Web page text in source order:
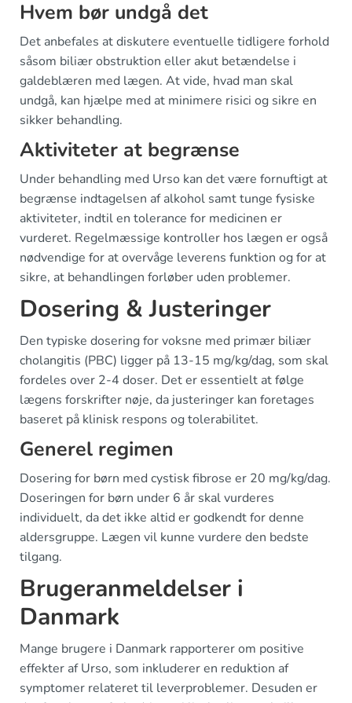
Hvem bør undgå det
Det anbefales at diskutere eventuelle tidligere forhold
såsom biliær obstruktion eller akut betændelse i
galdeblæren med lægen. At vide, hvad man skal
undgå, kan hjælpe med at minimere risici og sikre en
sikker behandling.
Aktiviteter at begrænse
Under behandling med Urso kan det være fornuftigt at
begrænse indtagelsen af alkohol samt tunge fysiske
aktiviteter, indtil en tolerance for medicinen er
vurderet. Regelmæssige kontroller hos lægen er også
nødvendige for at overvåge leverens funktion og for at
sikre, at behandlingen forløber uden problemer.
Dosering & Justeringer
Den typiske dosering for voksne med primær biliær
cholangitis (PBC) ligger på 13-15 mg/kg/dag, som skal
fordeles over 2-4 doser. Det er essentielt at følge
lægens forskrifter nøje, da justeringer kan foretages
baseret på klinisk respons og tolerabilitet.
Generel regimen
Dosering for børn med cystisk fibrose er 20 mg/kg/dag.
Doseringen for børn under 6 år skal vurderes
individuelt, da det ikke altid er godkendt for denne
aldersgruppe. Lægen vil kunne vurdere den bedste
tilgang.
Brugeranmeldelser i
Danmark
Mange brugere i Danmark rapporterer om positive
effekter af Urso, som inkluderer en reduktion af
symptomer relateret til leverproblemer. Desuden er